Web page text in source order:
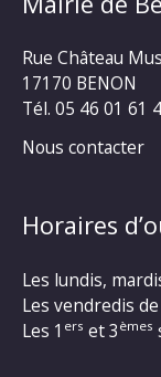
Rue Château
17170 BENON
Tél. 05 46 01 61
Nous contacter
Horaires
Les lundis,
Les vendredis
Les 1 ers et 3 èmes